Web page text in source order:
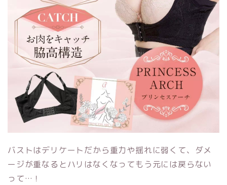
バストはデリケートだから重力や揺れに弱くて、ダメ
ージが重なるとハリはなくなってもう元には戻らない
って…！